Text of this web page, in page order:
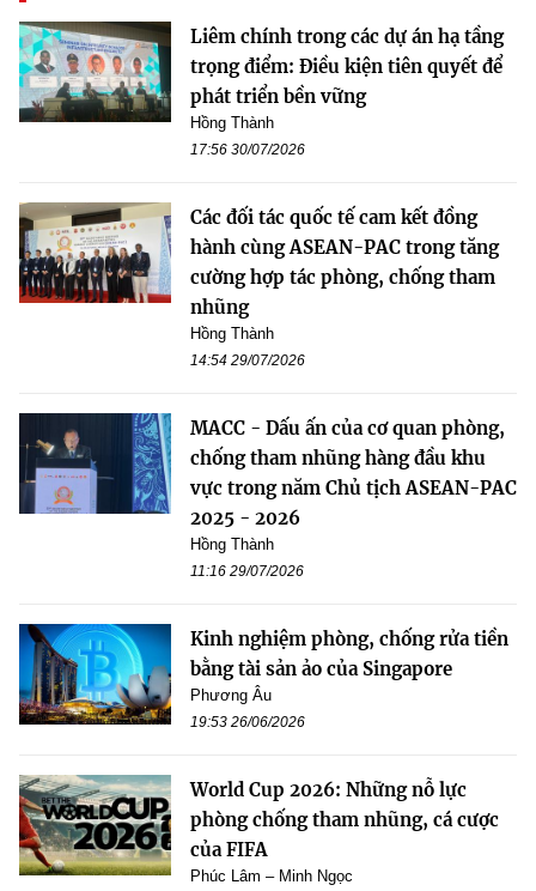
Liêm chính trong các dự án hạ tầng
trọng điểm: Điều kiện tiên quyết để
phát triển bền vững
Hồng Thành
17:56 30/07/2026
Các đối tác quốc tế cam kết đồng
hành cùng ASEAN-PAC trong tăng
cường hợp tác phòng, chống tham
nhũng
Hồng Thành
14:54 29/07/2026
MACC - Dấu ấn của cơ quan phòng,
chống tham nhũng hàng đầu khu
vực trong năm Chủ tịch ASEAN-PAC
2025 - 2026
Hồng Thành
11:16 29/07/2026
Kinh nghiệm phòng, chống rửa tiền
bằng tài sản ảo của Singapore
Phương Âu
19:53 26/06/2026
World Cup 2026: Những nỗ lực
phòng chống tham nhũng, cá cược
của FIFA
Phúc Lâm – Minh Ngọc